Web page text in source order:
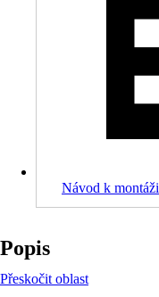
Návod k montáži
Popis
Přeskočit oblast